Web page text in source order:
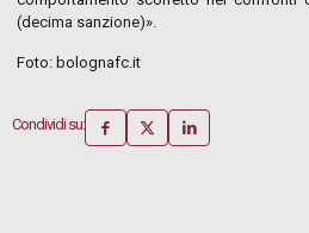
(decima sanzione)».
Foto: bolognafc.it
Condividi su: